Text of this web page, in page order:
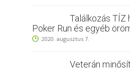
Találkozás TÍZ
Poker Run és egyéb
2020. augusztus 7.
Veterán